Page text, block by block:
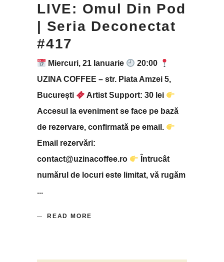
LIVE: Omul Din Pod
| Seria Deconectat
#417
Miercuri, 21 Ianuarie
20:00
UZINA COFFEE – str. Piata Amzei 5,
București
Artist Support: 30 lei
Accesul la eveniment se face pe bază
de rezervare, confirmată pe email.
Email rezervări:
contact@uzinacoffee.ro
Întrucât
numărul de locuri este limitat, vă rugăm
READ MORE